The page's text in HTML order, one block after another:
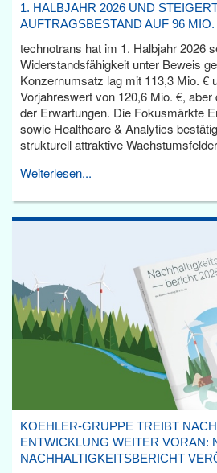
1. HALBJAHR 2026 UND
AUFTRAGSBESTAND AUF 96 MIO.
technotrans hat im 1. Halbjahr 2026
Widerstandsfähigkeit unter Beweis
Konzernumsatz lag mit 113,3 Mio. €
Vorjahreswert von 120,6 Mio. €,
der Erwartungen. Die Fokusmärkte
sowie Healthcare & Analytics
strukturell attraktive
Weiterlesen...
KOEHLER-GRUPPE TREIBT
ENTWICKLUNG WEITER VORAN:
NACHHALTIGKEITSBERICHT